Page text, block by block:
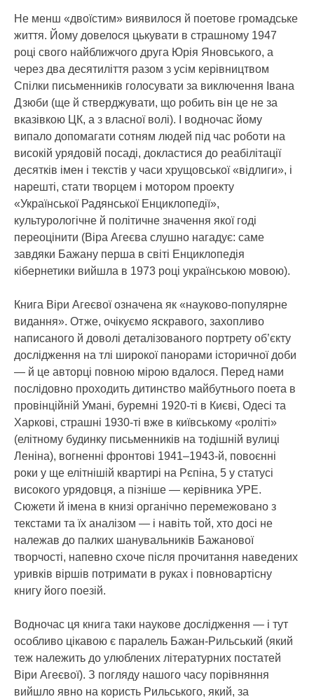
Не менш «двоїстим» виявилося й поетове громадське
життя. Йому довелося цькувати в страшному 1947
році свого найближчого друга Юрія Яновського, а
через два десятиліття разом з усім керівництвом
Спілки письменників голосувати за виключення Івана
Дзюби (ще й стверджувати, що робить він це не за
вказівкою ЦК, а з власної волі). І водночас йому
випало допомагати сотням людей під час роботи на
високій урядовій посаді, докластися до реабілітації
десятків імен і текстів у часи хрущовської «відлиги», і
нарешті, стати творцем і мотором проекту
«Української Радянської Енциклопедії»,
культурологічне й політичне значення якої годі
переоцінити (Віра Агеєва слушно нагадує: саме
завдяки Бажану перша в світі Енциклопедія
кібернетики вийшла в 1973 році українською мовою).
Книга Віри Агеєвої означена як «науково-популярне
видання». Отже, очікуємо яскравого, захопливо
написаного й доволі деталізованого портрету об’єкту
дослідження на тлі широкої панорами історичної доби
— й це авторці повною мірою вдалося. Перед нами
послідовно проходить дитинство майбутнього поета в
провінційній Умані, буремні 1920-ті в Києві, Одесі та
Харкові, страшні 1930-ті вже в київському «роліті»
(елітному будинку письменників на тодішній вулиці
Леніна), вогненні фронтові 1941–1943-й, повоєнні
роки у ще елітнішій квартирі на Рєпіна, 5 у статусі
високого урядовця, а пізніше — керівника УРЕ.
Сюжети й імена в книзі органічно перемежовано з
текстами та їх аналізом — і навіть той, хто досі не
належав до палких шанувальників Бажанової
творчості, напевно схоче після прочитання наведених
уривків віршів потримати в руках і повновартісну
книгу його поезій.
Водночас ця книга таки наукове дослідження — і тут
особливо цікавою є паралель Бажан-Рильський (який
теж належить до улюблених літературних постатей
Віри Агеєвої). З погляду нашого часу порівняння
вийшло явно на користь Рильського, який, за